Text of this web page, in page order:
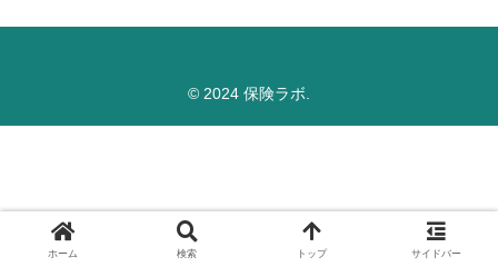
© 2024 保険ラボ.
ホーム 検索 トップ サイドバー